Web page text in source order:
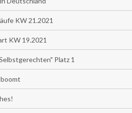
KW 21.2021
KW 19.2021
Platz 1